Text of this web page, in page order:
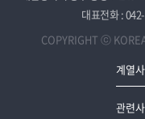
대표전화 :
COPYRIGHT ⓒ
계열사
관련